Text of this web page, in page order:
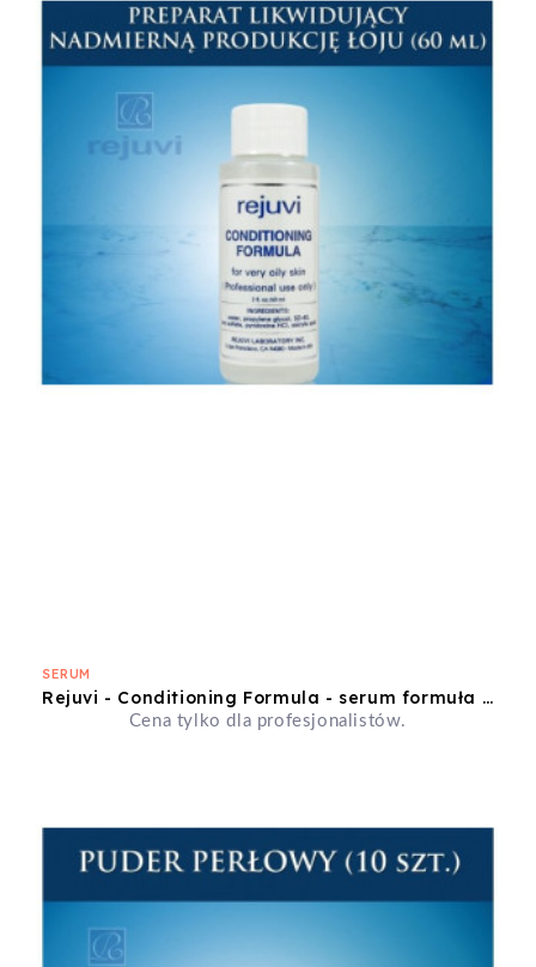
SERUM
Rejuvi - Conditioning Formula - serum formuła stabilizująca produkcję łoju - 60ml
Cena tylko dla profesjonalistów.